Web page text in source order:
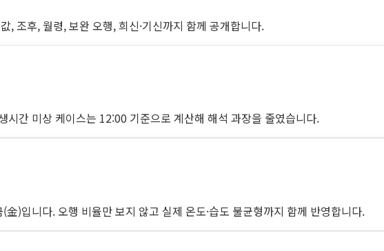
, 조후, 월령, 보완 오행, 희신·기신까지 함께 공개합니다.
간 미상 케이스는 12:00 기준으로 계산해 해석 과장을 줄였습니다.
金)입니다. 오행 비율만 보지 않고 실제 온도·습도 불균형까지 함께 반영합니다.